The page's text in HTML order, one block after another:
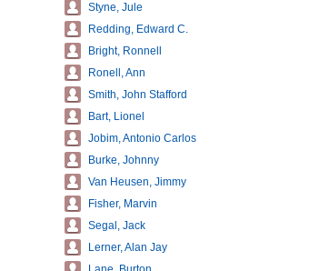
Styne, Jule
Redding, Edward C.
Bright, Ronnell
Ronell, Ann
Smith, John Stafford
Bart, Lionel
Jobim, Antonio Carlos
Burke, Johnny
Van Heusen, Jimmy
Fisher, Marvin
Segal, Jack
Lerner, Alan Jay